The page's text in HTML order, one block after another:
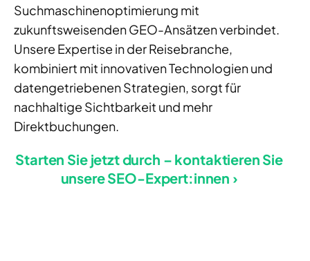
Suchmaschinenoptimierung mit
zukunftsweisenden GEO-Ansätzen verbindet.
Unsere Expertise in der Reisebranche,
kombiniert mit innovativen Technologien und
datengetriebenen Strategien, sorgt für
nachhaltige Sichtbarkeit und mehr
Direktbuchungen.
Starten Sie jetzt durch – kontaktieren Sie
unsere SEO-Expert:innen ›